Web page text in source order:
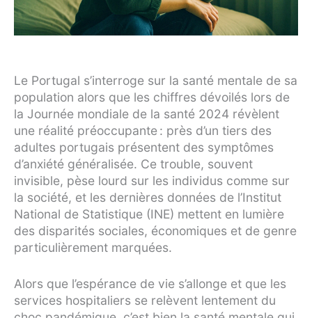
Le Portugal s’interroge sur la santé mentale de sa
population alors que les chiffres dévoilés lors de
la Journée mondiale de la santé 2024 révèlent
une réalité préoccupante : près d’un tiers des
adultes portugais présentent des symptômes
d’anxiété généralisée. Ce trouble, souvent
invisible, pèse lourd sur les individus comme sur
la société, et les dernières données de l’Institut
National de Statistique (INE) mettent en lumière
des disparités sociales, économiques et de genre
particulièrement marquées.
Alors que l’espérance de vie s’allonge et que les
services hospitaliers se relèvent lentement du